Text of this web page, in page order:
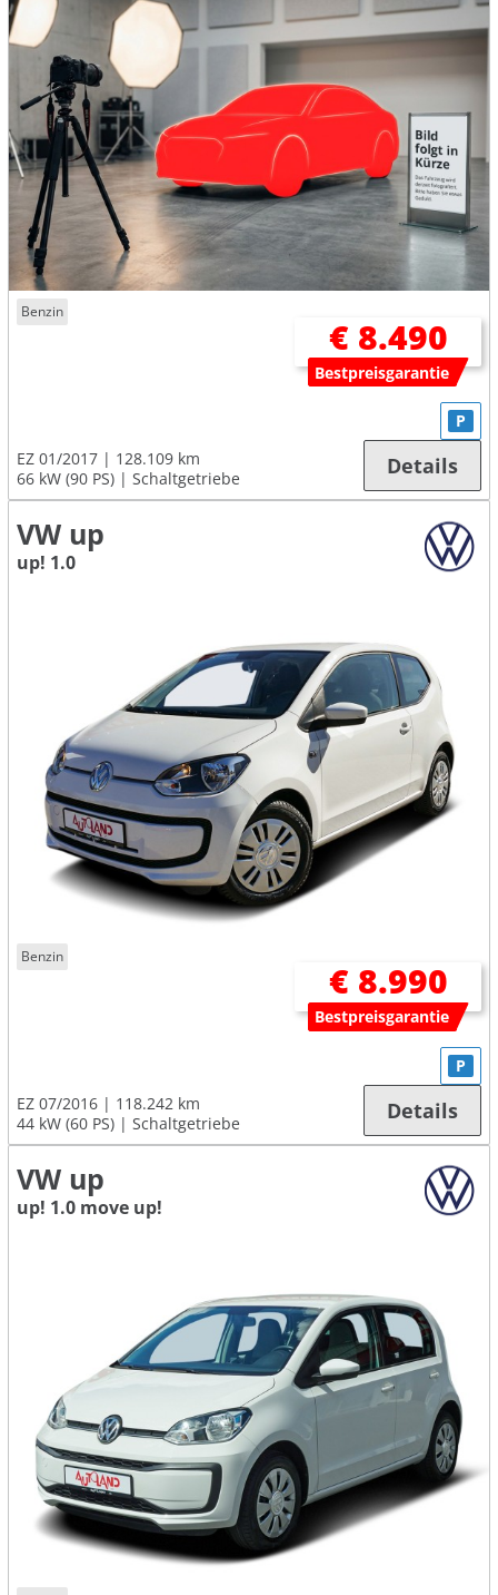
Benzin
€ 8.490
Bestpreisgarantie
EZ 01/2017
128.109 km
66 kW (90 PS)
Schaltgetriebe
P
Details
VW up
up! 1.0
Benzin
€ 8.990
Bestpreisgarantie
EZ 07/2016
118.242 km
44 kW (60 PS)
Schaltgetriebe
P
Details
VW up
up! 1.0 move up!